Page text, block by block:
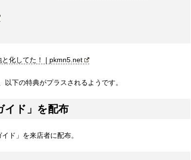
化してた！ | pkmn5.net
下の特典がプラスされるようです。
イド」を配布
ド」を来店者に配布。